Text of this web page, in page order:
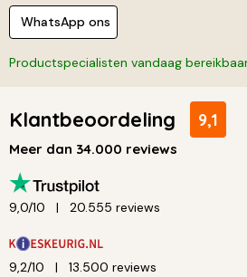
WhatsApp ons
Productspecialisten vandaag
Klantbeoordeling 9,1
Meer dan 34.000 reviews
9,0/10 20.555 reviews
9,2/10 13.500 reviews